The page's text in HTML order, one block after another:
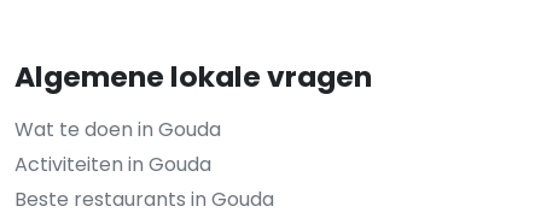
Algemene lokale vragen
Wat te doen in Gouda
Activiteiten in Gouda
Beste restaurants in Gouda